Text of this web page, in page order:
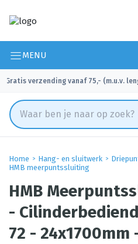
MENU
Gratis verzending vanaf 75,- (m.u.v.
Home Hang- en sluitwerk
HMB meerpuntssluiting
HMB
-
72 -